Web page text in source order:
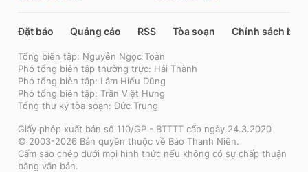
Đặt báo Quảng cáo RSS Tòa soạn Chính sách bảo
Tổng biên tập: Nguyễn Ngọc Toàn
Phó tổng biên tập thường trực: Hải Thành
Phó tổng biên tập: Lâm Hiếu Dũng
Phó tổng biên tập: Trần Việt Hưng
Tổng thư ký tòa soạn: Đức Trung
Giấy phép xuất bản số 110/GP - BTTTT cấp ngày 24.3.2020
© 2003-2026 Bản quyền thuộc về Báo Thanh Niên.
Cấm sao chép dưới mọi hình thức nếu không có sự chấp thuận
bằng văn bản.